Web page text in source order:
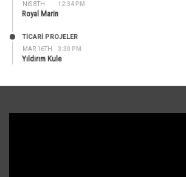
NIS 8TH 12:34 PM
Royal Marin
MAR 16TH 3:30 PM
TİCARİ PROJELER
Yıldırım Kule